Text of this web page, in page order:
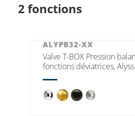
2 fonctions
ALYPB32-XX
Valve T-BOX Pression
fonctions déviatrices, Alyss